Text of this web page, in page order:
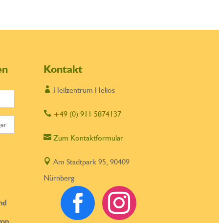
Kontakt
 Heilzentrum Helios
 +49 (0) 911 5874137
 Zum Kontaktformular
 Am Stadtpark 95, 90409
Nürnberg
 